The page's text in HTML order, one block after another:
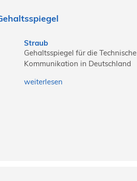
Straub
Gehaltsspiegel für die Technische
Kommunikation in Deutschland
weiterlesen